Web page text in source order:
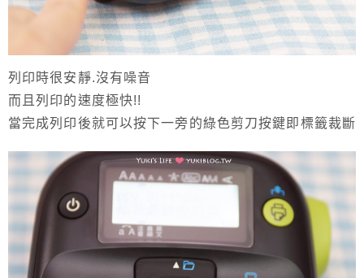
列印時很安靜.沒有噪音
而且列印的速度極快!!
當完成列印後就可以按下一旁的綠色剪刀按鍵即標籤裁斷